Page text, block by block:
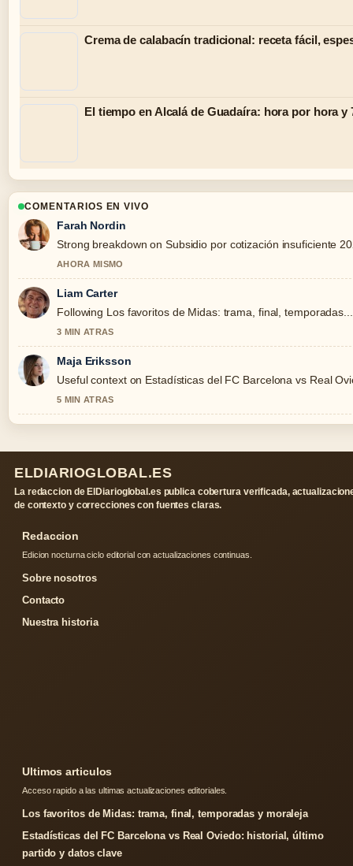
Crema de calabacín tradicional: receta fácil,
El tiempo en Alcalá de Guadaíra: hora por hora y
COMENTARIOS EN VIVO
Farah Nordin
Strong breakdown on Subsidio por cotización insuficiente
AHORA MISMO
Liam Carter
Following Los favoritos de Midas: trama, final,
3 MIN ATRAS
Maja Eriksson
Useful context on Estadísticas del FC Barcelona vs Real
5 MIN ATRAS
ELDIARIOGLOBAL.ES
La redaccion de ElDiarioglobal.es publica cobertura verificada,
de contexto y correcciones con fuentes claras.
Redaccion
Edicion nocturna ciclo editorial con actualizaciones continuas.
Sobre nosotros
Contacto
Nuestra historia
Ultimos articulos
Acceso rapido a las ultimas actualizaciones editoriales.
Los favoritos de Midas: trama, final, temporadas y moraleja
Estadísticas del FC Barcelona vs Real Oviedo: historial, último
partido y datos clave